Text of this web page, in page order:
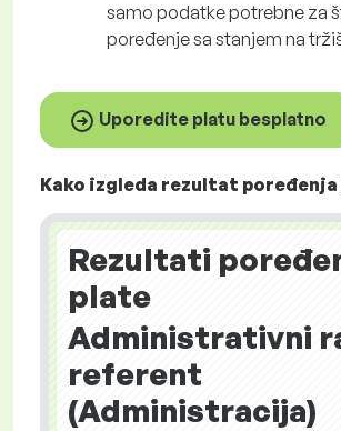
samo podatke potrebne za
poređenje sa stanjem na
Uporedite platu besplatno
Kako izgleda rezultat
Rezultati
plate
Administrativni
referent
(Administracija)